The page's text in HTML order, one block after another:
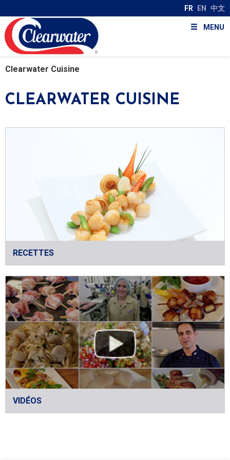
MENU
FR EN 中文
Clearwater Cuisine
CLEARWATER CUISINE
RECETTES
VIDÉOS